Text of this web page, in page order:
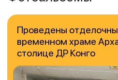
Проведены
временном храме
столице ДР Конго